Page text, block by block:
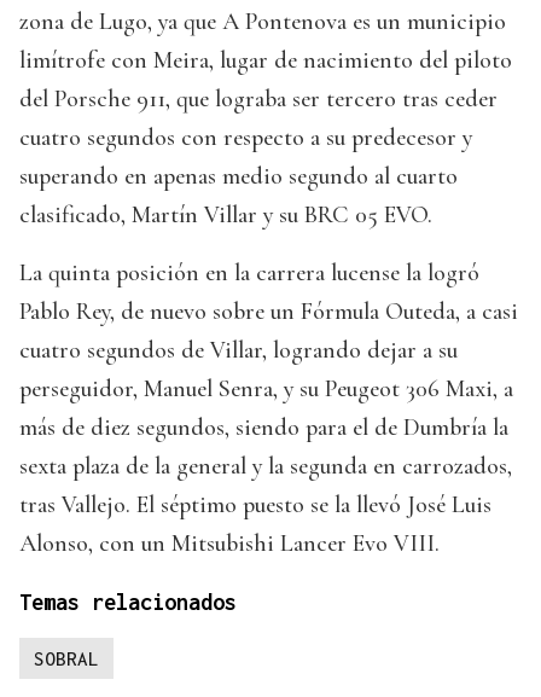
zona de Lugo, ya que A Pontenova es un municipio
limítrofe con Meira, lugar de nacimiento del piloto
del Porsche 911, que lograba ser tercero tras ceder
cuatro segundos con respecto a su predecesor y
superando en apenas medio segundo al cuarto
clasificado, Martín Villar y su BRC 05 EVO.
La quinta posición en la carrera lucense la logró
Pablo Rey, de nuevo sobre un Fórmula Outeda, a casi
cuatro segundos de Villar, logrando dejar a su
perseguidor, Manuel Senra, y su Peugeot 306 Maxi, a
más de diez segundos, siendo para el de Dumbría la
sexta plaza de la general y la segunda en carrozados,
tras Vallejo. El séptimo puesto se la llevó José Luis
Alonso, con un Mitsubishi Lancer Evo VIII.
Temas relacionados
SOBRAL